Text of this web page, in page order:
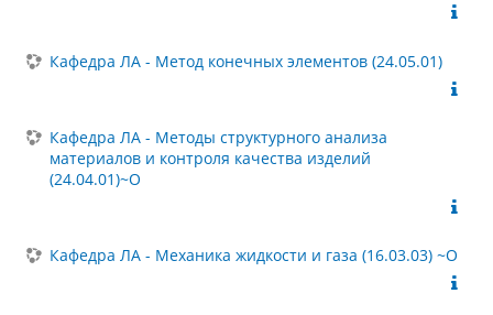
Кафедра ЛА - Метод конечных элементов (24.05.01)
Кафедра ЛА - Методы структурного анализа
материалов и контроля качества изделий
(24.04.01)~О
Кафедра ЛА - Механика жидкости и газа (16.03.03) ~О